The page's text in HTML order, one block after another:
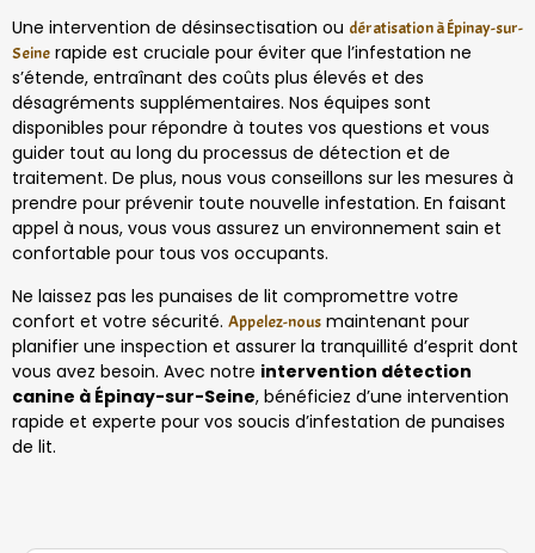
Une intervention de désinsectisation ou dératisation à Épinay-sur-
Seine rapide est cruciale pour éviter que l’infestation ne
s’étende, entraînant des coûts plus élevés et des
désagréments supplémentaires. Nos équipes sont
disponibles pour répondre à toutes vos questions et vous
guider tout au long du processus de détection et de
traitement. De plus, nous vous conseillons sur les mesures à
prendre pour prévenir toute nouvelle infestation. En faisant
appel à nous, vous vous assurez un environnement sain et
confortable pour tous vos occupants.
Ne laissez pas les punaises de lit compromettre votre
confort et votre sécurité. Appelez-nous maintenant pour
planifier une inspection et assurer la tranquillité d’esprit dont
vous avez besoin. Avec notre intervention détection
canine à Épinay-sur-Seine, bénéficiez d’une intervention
rapide et experte pour vos soucis d’infestation de punaises
de lit.